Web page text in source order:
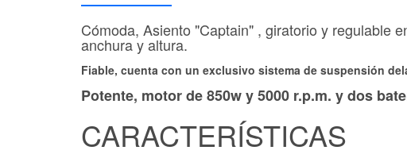
Cómoda, Asiento "Captain" , giratorio y regulable
anchura y altura.
Fiable, cuenta con un exclusivo sistema de suspensión
Potente, motor de 850w y 5000 r.p.m. y dos
CARACTERÍSTICAS